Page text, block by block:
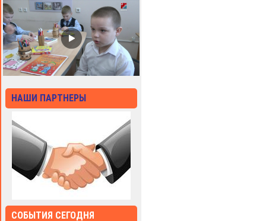
НАШИ ПАРТНЕРЫ
СОБЫТИЯ СЕГОДНЯ